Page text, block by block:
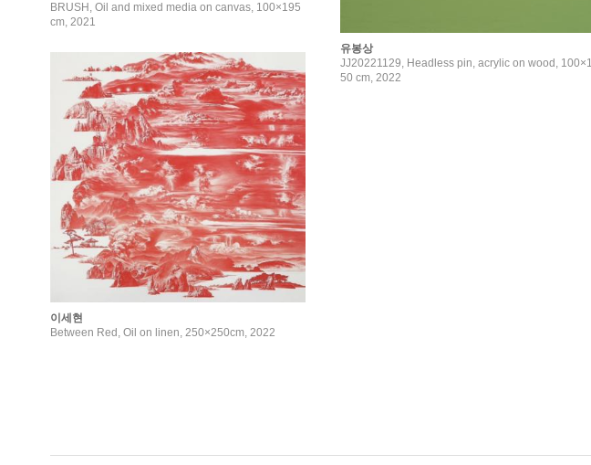
BRUSH, Oil and mixed media on canvas, 100×195
cm, 2021
유봉상
JJ20221129, Headless pin, acrylic on wood, 100×1
50 cm, 2022
이세현
Between Red, Oil on linen, 250×250cm, 2022